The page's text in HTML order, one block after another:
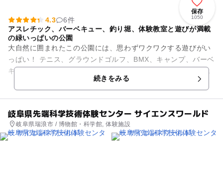
保存
1050
4.3
6件
アスレチック、バーベキュー、釣り堀、体験教室と遊びが満載
の緑いっぱいの公園
大自然に囲まれたこの公園には、思わずワクワクする遊びがい
っぱい！ テニス、グラウンドゴルフ、BMX、キャンプ、バーベ
キュー、アスレチック、魚釣りなど、遊具や施設が豊富で、一
続きをみる
岐阜県先端科学技術体験センター サイエンスワールド
岐阜県瑞浪市 / 博物館・科学館, 体験施設